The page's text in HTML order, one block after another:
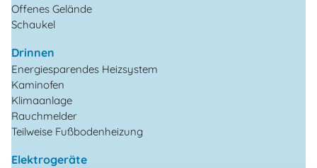
Offenes Gelände
Schaukel
Drinnen
Energiesparendes Heizsystem
Kaminofen
Klimaanlage
Rauchmelder
Teilweise Fußbodenheizung
Elektrogeräte